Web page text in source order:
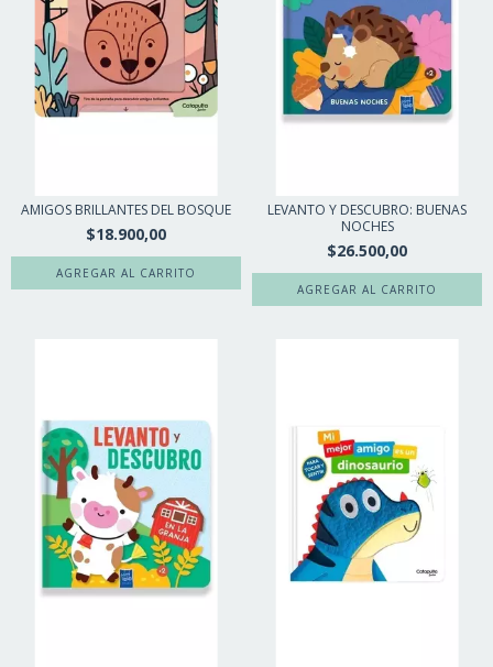
AMIGOS BRILLANTES DEL BOSQUE
$18.900,00
LEVANTO Y DESCUBRO: BUENAS
NOCHES
$26.500,00